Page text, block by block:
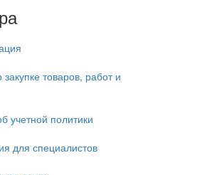
товаров, работ и
учетной политики
для специалистов